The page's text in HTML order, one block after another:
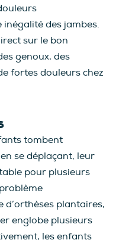
inégalité des jambes.
sur le bon
genoux, des
fortes douleurs chez
tombent
se déplaçant, leur
pour plusieurs
d’orthèses plantaires,
englobe plusieurs
les enfants